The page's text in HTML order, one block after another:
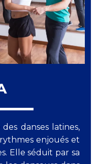
danses latines,
enjoués et
Elle séduit par sa